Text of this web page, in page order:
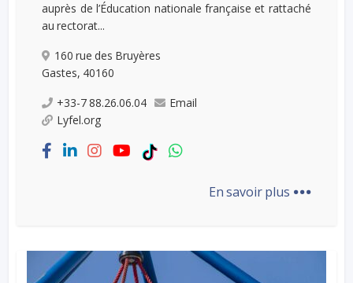
auprès de l’Éducation nationale française et rattaché
au rectorat...
160 rue des Bruyères
Gastes, 40160
+33-7 88.26.06.04
Email
Lyfel.org
En savoir plus ...